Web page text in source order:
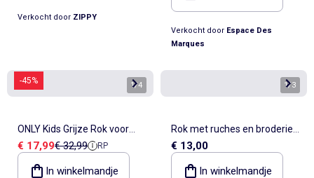
Verkocht door ZIPPY
Verkocht door Espace Des
Marques
-45% 1/4
ONLY Kids Grijze Rok voor
Meisjes
Verkoopprijs
€ 17,99Referentieprijs
€ 32,99 RP
In winkelmandje
1/3
Rok met ruches en broderie
anglaise
€ 13,00
In winkelmandje